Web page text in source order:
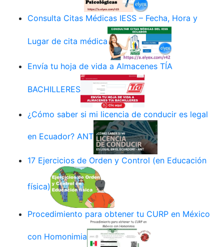
Consulta Citas Médicas IESS – Fecha, Hora y
Lugar de cita médica
Envía tu hoja de vida a Almacenes TÍA
BACHILLERES
¿Cómo saber si mi licencia de conducir es legal
en Ecuador? ANT
17 Ejercicios de Orden y Control (en Educación
física)
Procedimiento para obtener tu CURP en México
con Homonimia